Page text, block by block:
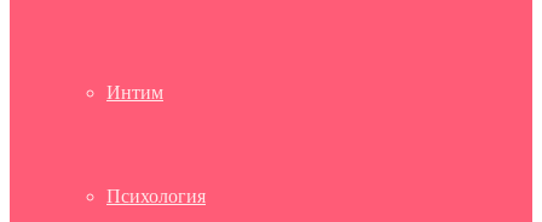
Интим
Психология